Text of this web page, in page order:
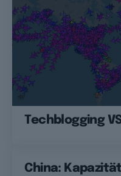
Techblogging
China: